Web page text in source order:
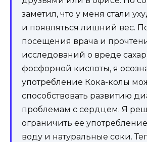
заметил, что у меня стали
и появляться лишний вес.
посещения врача и
исследований о вреде
фосфорной кислоты, я
употребление Кока-колы
способствовать развитию
проблемам с сердцем. Я
ограничить ее
воду и натуральные соки.